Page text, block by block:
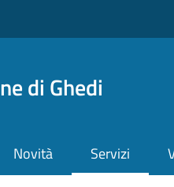
di Ghedi
Novità Servizi